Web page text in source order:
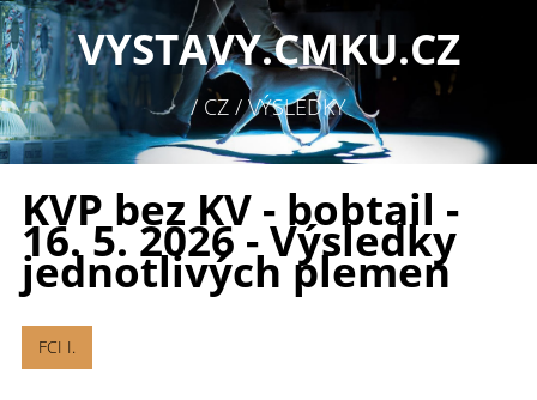
VYSTAVY.CMKU.CZ
/ CZ / VÝSLEDKY
KVP bez KV - bobtail -
16. 5. 2026 - Výsledky
jednotlivých plemen
FCI I.